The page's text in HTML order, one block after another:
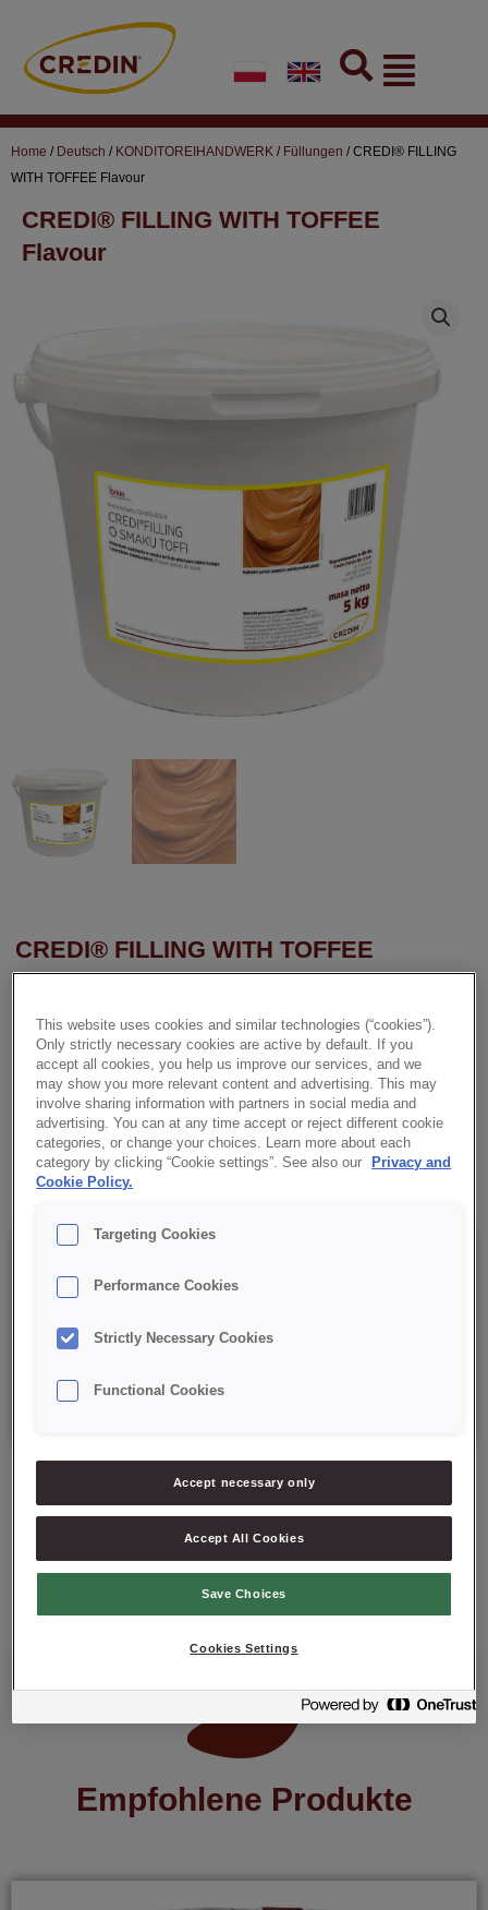
content
Flyout
Menu
Home / Deutsch / KONDITOREIHANDWERK / Füllungen / CREDI® FILLING
WITH TOFFEE Flavour
CREDI® FILLING WITH TOFFEE
Flavour
CREDI® FILLING WITH TOFFEE
Flavour
Cremige Füllung mit Toffee-Geschmack für Feingebäck und
Konditoreiwaren. Gebrauchsfertiges Produkt.
✔ Gebrauchsfertiges Produkt
✔ Intensiver Geschmack
Details
Verpackung: 5 kg netto, Kunststoff-Eimer mit Schutzfolie,
Mindesthaltbarkeitsdatum: 245 Tage ab Produktionsdatum.
PRODUKT ANFRAGEN
Empfohlene Produkte
This website uses cookies and similar technologies (“cookies”).
Only strictly necessary cookies are active by default. If you
accept all cookies, you help us improve our services, and we
may show you more relevant content and advertising. This may
involve sharing information with partners in social media and
advertising. You can at any time accept or reject different cookie
categories, or change your choices. Learn more about each
category by clicking “Cookie settings”. See also our
Privacy and
Cookie Policy.
Targeting Cookies
Performance Cookies
Strictly Necessary Cookies
Functional Cookies
Accept necessary only
Accept All Cookies
Save Choices
Cookies Settings